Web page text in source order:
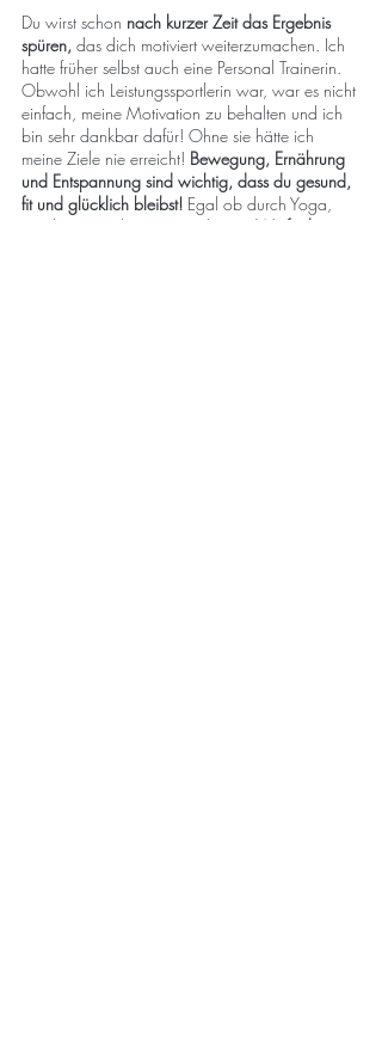
Du wirst schon nach kurzer Zeit das Ergebnis
spüren, das dich motiviert weiterzumachen. Ich
hatte früher selbst auch eine Personal Trainerin.
Obwohl ich Leistungssportlerin war, war es nicht
einfach, meine Motivation zu behalten und ich
bin sehr dankbar dafür! Ohne sie hätte ich
meine Ziele nie erreicht! Bewegung, Ernährung
und Entspannung sind wichtig, dass du gesund,
fit und glücklich bleibst! Egal ob durch Yoga,
Workout, Meditation, Ernährung. Wir finden